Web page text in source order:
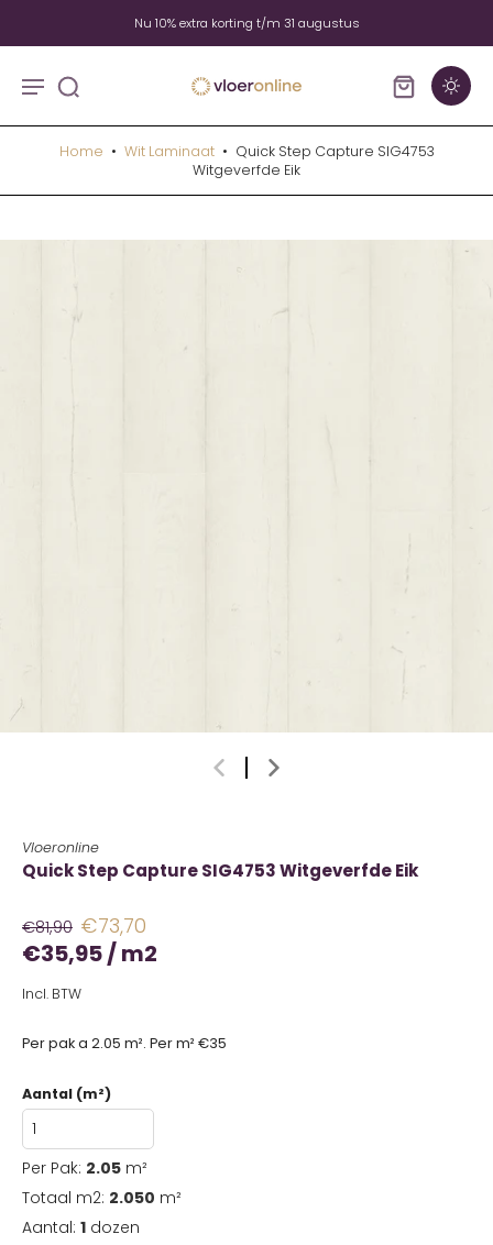
Nu 10% extra korting t/m 31 augustus
Home • Wit Laminaat • Quick Step Capture SIG4753
Witgeverfde Eik
Vloeronline
Quick Step Capture SIG4753 Witgeverfde Eik
€81,90 €73,70
€35,95/m2
Incl. BTW
Per pak a 2.05 m². Per m² €35
Aantal (m²)
Per Pak: 2.05 m²
Totaal m2: 2.050 m²
Aantal: 1 dozen